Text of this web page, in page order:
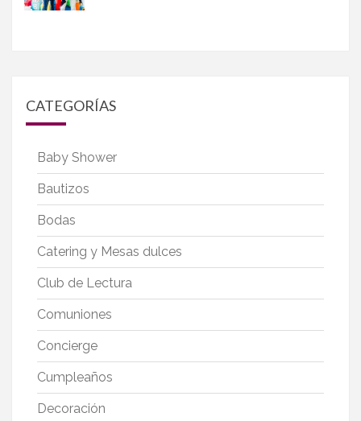
CATEGORÍAS
Baby Shower
Bautizos
Bodas
Catering y Mesas dulces
Club de Lectura
Comuniones
Concierge
Cumpleaños
Decoración